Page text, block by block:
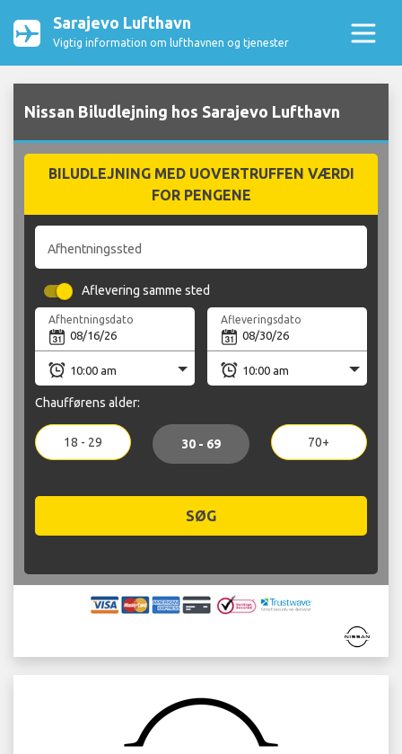
Sarajevo Lufthavn
Vigtig information om lufthavnen og tjenester
Nissan Biludlejning hos Sarajevo Lufthavn
BILUDLEJNING MED UOVERTRUFFEN VÆRDI
FOR PENGENE
Afhentningssted
Aflevering samme sted
Afhentningsdato Afleveringsdato
Chaufførens alder:
18 - 29 30 - 69 70+
SØG